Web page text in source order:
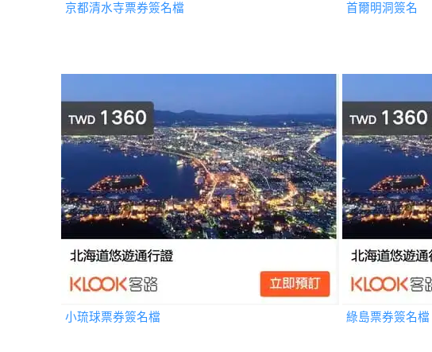
京都清水寺票券簽名檔 首爾明洞簽名
小琉球票券簽名檔 綠島票券簽名檔